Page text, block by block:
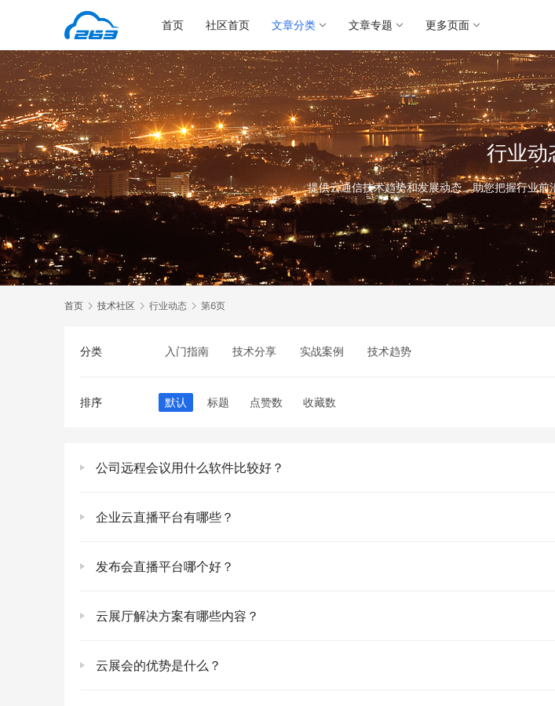
首页 社区首页 文章分类 文章专题 更多页面
行业动
提供云通信技术趋势和发展动态，助您把握行业
首页 技术社区 行业动态 第6页
分类 入门指南 技术分享 实战案例 技术趋势
排序 默认 标题 点赞数 收藏数
公司远程会议用什么软件比较好？
企业云直播平台有哪些？
发布会直播平台哪个好？
云展厅解决方案有哪些内容？
云展会的优势是什么？